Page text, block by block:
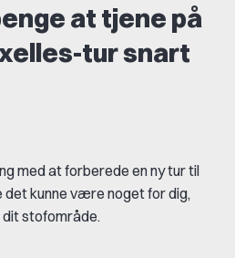
at tjene på
tur snart
med at forberede en ny tur til
det kunne være noget for dig,
dit stofområde.